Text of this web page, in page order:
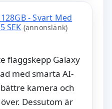
- Svart Med
SEK (annonslänk)
flaggskepp Galaxy
med smarta AI-
kamera och
Dessutom är